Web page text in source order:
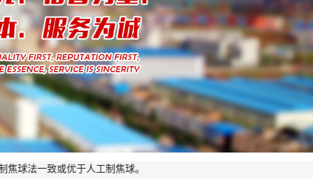
法一致或优于人工制焦球。